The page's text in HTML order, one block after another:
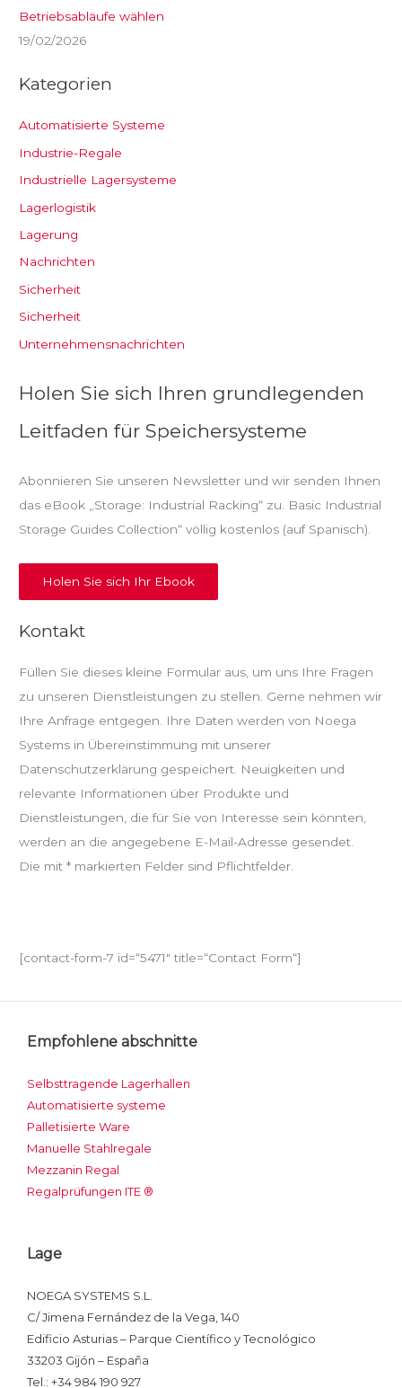
Betriebsabläufe wählen
19/02/2026
Kategorien
Automatisierte Systeme
Industrie-Regale
Industrielle Lagersysteme
Lagerlogistik
Lagerung
Nachrichten
Sicherheit
Sicherheit
Unternehmensnachrichten
Holen Sie sich Ihren grundlegenden
Leitfaden für Speichersysteme
Abonnieren Sie unseren Newsletter und wir senden Ihnen
das eBook „Storage: Industrial Racking“ zu. Basic Industrial
Storage Guides Collection“ völlig kostenlos (auf Spanisch).
Holen Sie sich Ihr Ebook
Kontakt
Füllen Sie dieses kleine Formular aus, um uns Ihre Fragen
zu unseren Dienstleistungen zu stellen. Gerne nehmen wir
Ihre Anfrage entgegen. Ihre Daten werden von Noega
Systems in Übereinstimmung mit unserer
Datenschutzerklärung gespeichert. Neuigkeiten und
relevante Informationen über Produkte und
Dienstleistungen, die für Sie von Interesse sein könnten,
werden an die angegebene E-Mail-Adresse gesendet.
Die mit * markierten Felder sind Pflichtfelder.
[contact-form-7 id=“5471″ title=“Contact Form“]
Empfohlene abschnitte
Selbsttragende Lagerhallen
Automatisierte systeme
Palletisierte Ware
Manuelle Stahlregale
Mezzanin Regal
Regalprüfungen ITE ®
Lage
NOEGA SYSTEMS S.L.
C/ Jimena Fernández de la Vega, 140
Edificio Asturias – Parque Científico y Tecnológico
33203 Gijón – España
Tel.: +34 984 190 927